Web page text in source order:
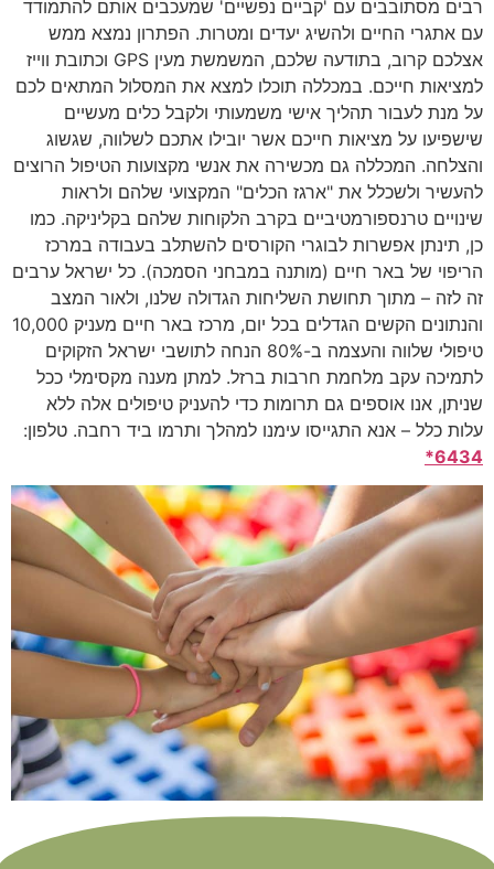
רבים מסתובבים עם 'קביים נפשיים' שמעכבים אותם להתמודד
עם אתגרי החיים ולהשיג יעדים ומטרות. הפתרון נמצא ממש
אצלכם קרוב, בתודעה שלכם, המשמשת מעין GPS וכתובת ווייז
למציאות חייכם. במכללה תוכלו למצא את המסלול המתאים לכם
על מנת לעבור תהליך אישי משמעותי ולקבל כלים מעשיים
שישפיעו על מציאות חייכם אשר יובילו אתכם לשלווה, שגשוג
והצלחה. המכללה גם מכשירה את אנשי מקצועות הטיפול הרוצים
להעשיר ולשכלל את "ארגז הכלים" המקצועי שלהם ולראות
שינויים טרנספורמטיביים בקרב הלקוחות שלהם בקליניקה. כמו
כן, תינתן אפשרות לבוגרי הקורסים להשתלב בעבודה במרכז
הריפוי של באר חיים (מותנה במבחני הסמכה). כל ישראל ערבים
זה לזה – מתוך תחושת השליחות הגדולה שלנו, ולאור המצב
והנתונים הקשים הגדלים בכל יום, מרכז באר חיים מעניק 10,000
טיפולי שלווה והעצמה ב-80% הנחה לתושבי ישראל הזקוקים
לתמיכה עקב מלחמת חרבות ברזל. למתן מענה מקסימלי ככל
שניתן, אנו אוספים גם תרומות כדי להעניק טיפולים אלה ללא
עלות כלל – אנא התגייסו עימנו למהלך ותרמו ביד רחבה. טלפון:
6434*